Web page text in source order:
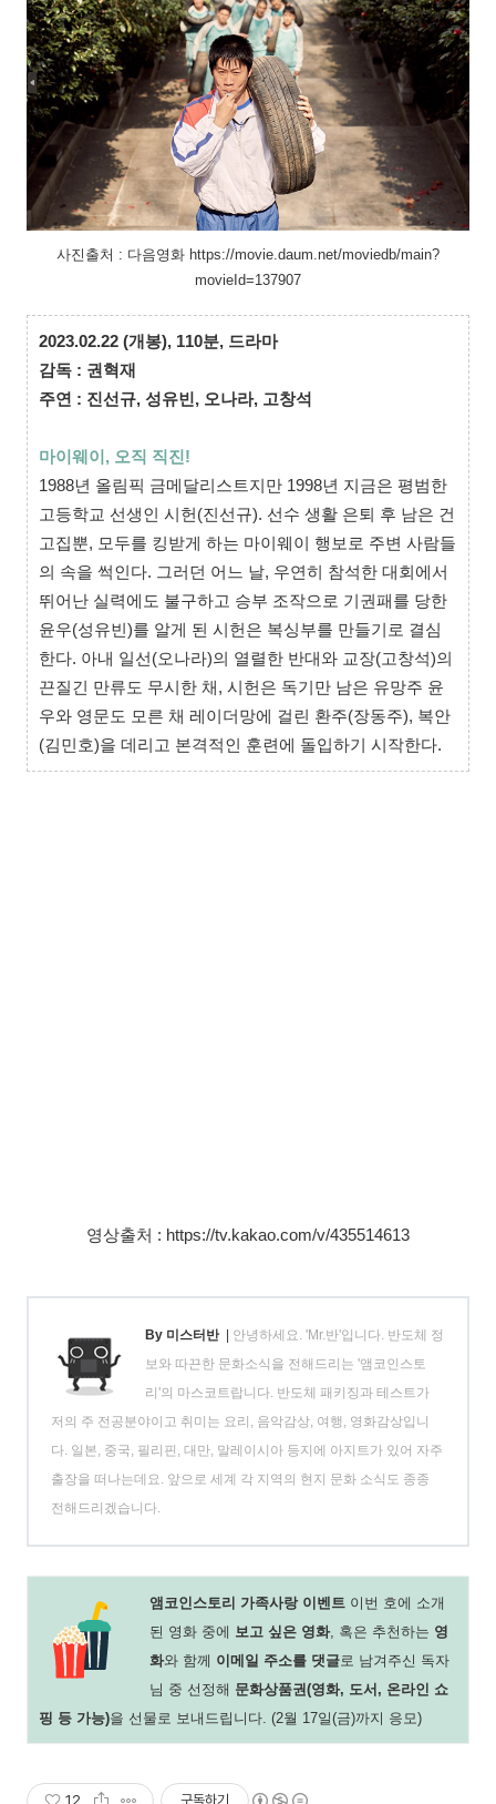
사진출처 : 다음영화 https://movie.daum.net/moviedb/main?
movieId=137907
2023.02.22 (개봉), 110분, 드라마
감독 : 권혁재
주연 : 진선규, 성유빈, 오나라, 고창석
마이웨이, 오직 직진!
1988년 올림픽 금메달리스트지만 1998년 지금은 평범한
고등학교 선생인 시헌(진선규). 선수 생활 은퇴 후 남은 건
고집뿐, 모두를 킹받게 하는 마이웨이 행보로 주변 사람들
의 속을 썩인다. 그러던 어느 날, 우연히 참석한 대회에서
뛰어난 실력에도 불구하고 승부 조작으로 기권패를 당한
윤우(성유빈)를 알게 된 시헌은 복싱부를 만들기로 결심
한다. 아내 일선(오나라)의 열렬한 반대와 교장(고창석)의
끈질긴 만류도 무시한 채, 시헌은 독기만 남은 유망주 윤
우와 영문도 모른 채 레이더망에 걸린 환주(장동주), 복안
(김민호)을 데리고 본격적인 훈련에 돌입하기 시작한다.
영상출처 : https://tv.kakao.com/v/435514613
By 미스터반 | 안녕하세요. 'Mr.반'입니다. 반도체 정
보와 따끈한 문화소식을 전해드리는 '앰코인스토
리'의 마스코트랍니다. 반도체 패키징과 테스트가
저의 주 전공분야이고 취미는 요리, 음악감상, 여행, 영화감상입니
다. 일본, 중국, 필리핀, 대만, 말레이시아 등지에 아지트가 있어 자주
출장을 떠나는데요. 앞으로 세계 각 지역의 현지 문화 소식도 종종
전해드리겠습니다.
앰코인스토리 가족사랑 이벤트 이번 호에 소개
된 영화 중에 보고 싶은 영화, 혹은 추천하는 영
화와 함께 이메일 주소를 댓글로 남겨주신 독자
님 중 선정해 문화상품권(영화, 도서, 온라인 쇼
핑 등 가능)을 선물로 보내드립니다. (2월 17일(금)까지 응모)
12 구독하기